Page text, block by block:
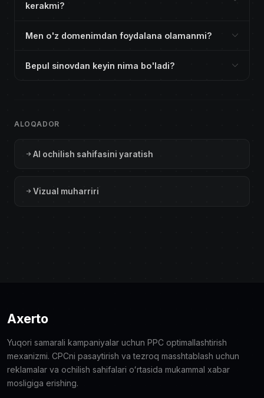
kerakmi?
Men o'z domenimdan foydalana olamanmi?
Bepul sinovdan keyin nima bo'ladi?
ALOQADOR
AI ochilish sahifasini yaratish
Vizual muharriri
Axerto
Yuqori samarali kampaniyalar uchun PPC optimallashtirish
mexanizmi. CPCni pasaytirish va tezroq masshtablash uchun
reklamalar va ochilish sahifalari oʻrtasida mukammal xabar
mosligiga erishing.